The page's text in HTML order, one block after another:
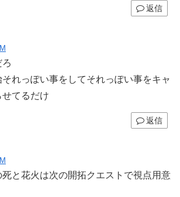
返信
れっぽい事をしてそれっぽい事をキャ
てるだけ
返信
と花火は次の開拓クエストで視点用意